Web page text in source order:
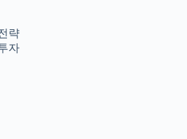
략
자